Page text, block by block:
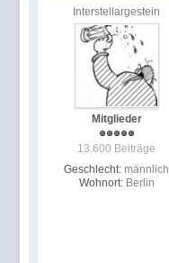
Interstellargestein
Mitglieder
13.600 Beiträge
Geschlecht: männlich
Wohnort: Berlin